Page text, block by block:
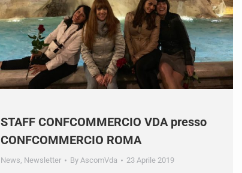
STAFF CONFCOMMERCIO VDA presso
CONFCOMMERCIO ROMA
News, Newsletter By AscomVda 23 Aprile 2019